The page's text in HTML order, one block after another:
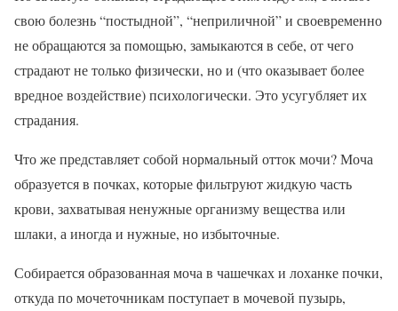
свою болезнь “постыдной”, “неприличной” и своевременно
не обращаются за помощью, замыкаются в себе, от чего
страдают не только физически, но и (что оказывает более
вредное воздействие) психологически. Это усугубляет их
страдания.
Что же представляет собой нормальный отток мочи? Моча
образуется в почках, которые фильтруют жидкую часть
крови, захватывая ненужные организму вещества или
шлаки, а иногда и нужные, но избыточные.
Собирается образованная моча в чашечках и лоханке почки,
откуда по мочеточникам поступает в мочевой пузырь,